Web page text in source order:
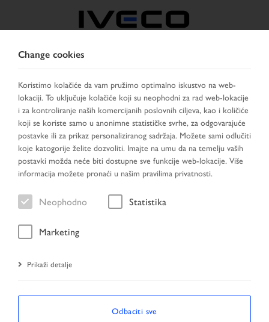
IZABERITE ZEMLJU PROMIJENI JEZIK
Toggle
navigation
MENU
Vozilo
Početna stranica
Change cookies
Koristimo kolačiće da vam pružimo optimalno iskustvo na web-
lokaciji. To uključuje kolačiće koji su neophodni za rad web-lokacije
i za kontroliranje naših komercijanih poslovnih ciljeva, kao i količiće
koji se koriste samo u anonimne statističke svrhe, za odgovarajuće
postavke ili za prikaz personaliziranog sadržaja. Možete sami odlučiti
koje katogorije želite dozvoliti. Imajte na umu da na temelju vaših
postavki možda neće biti dostupne sve funkcije web-lokacije. Više
informacija možete pronaći u našim pravilima privatnosti.
Neophodno Statistika
Marketing
Prikaži detalje
Odbaciti sve